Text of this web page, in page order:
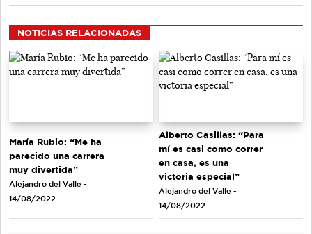
NOTICIAS RELACIONADAS
María Rubio: “Me ha
parecido una carrera
muy divertida”
Alejandro del Valle -
14/08/2022
Alberto Casillas: “Para
mí es casi como correr
en casa, es una
victoria especial”
Alejandro del Valle -
14/08/2022